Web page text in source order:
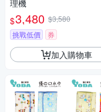
理機
$3,480 $3,580
挑戰低價
券
加入購物車